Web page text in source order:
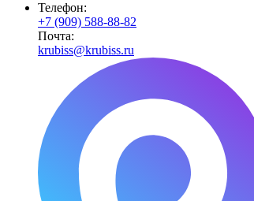
Телефон:
+7 (909) 588-88-82
Почта:
krubiss@krubiss.ru